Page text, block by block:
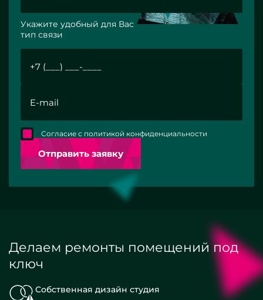
Укажите удобный для Вас
тип связи
Отправить заявку
Согласие с политикой конфиденциальности
Делаем ремонты помещений под
ключ
Собственная дизайн студия